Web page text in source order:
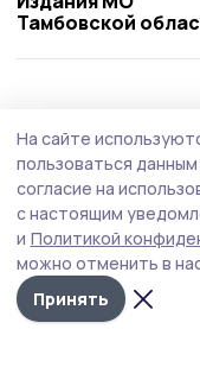
Тамбовской
На сайте
пользоваться
согласие на
с настоящим
и Политикой
можно отменить в
Принять